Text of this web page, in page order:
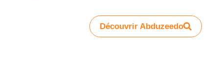
Découvrir Abduzeedo